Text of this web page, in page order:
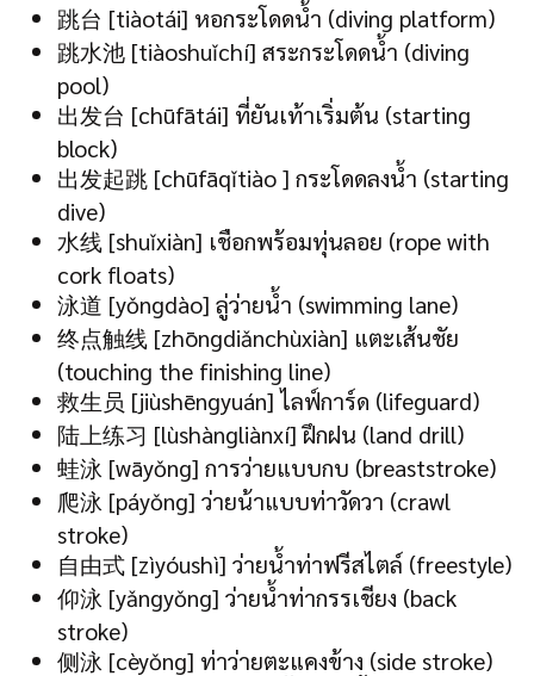
跳台 [tiàotái] หอกระโดดน้ำ (diving platform)
跳水池 [tiàoshuǐchí] สระกระโดดน้ำ (diving
pool)
出发台 [chūfātái] ที่ยันเท้าเริ่มต้น (starting
block)
出发起跳 [chūfāqǐtiào ] กระโดดลงน้ำ (starting
dive)
水线 [shuǐxiàn] เชือกพร้อมทุ่นลอย (rope with
cork floats)
泳道 [yǒngdào] ลู่ว่ายน้ำ (swimming lane)
终点触线 [zhōngdiǎnchùxiàn] แตะเส้นชัย
(touching the finishing line)
救生员 [jiùshēngyuán] ไลฟ์การ์ด (lifeguard)
陆上练习 [lùshàngliànxí] ฝึกฝน (land drill)
蛙泳 [wāyǒng] การว่ายแบบกบ (breaststroke)
爬泳 [páyǒng] ว่ายน้าแบบท่าวัดวา (crawl
stroke)
自由式 [zìyóushì] ว่ายน้ำท่าฟรีสไตล์ (freestyle)
仰泳 [yǎngyǒng] ว่ายน้ำท่ากรรเชียง (back
stroke)
侧泳 [cèyǒng] ท่าว่ายตะแคงข้าง (side stroke)